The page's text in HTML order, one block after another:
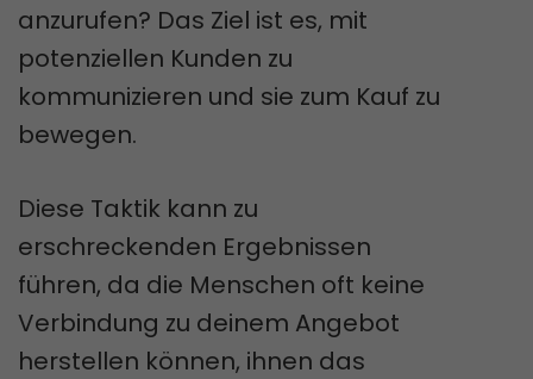
anzurufen? Das Ziel ist es, mit
potenziellen Kunden zu
kommunizieren und sie zum Kauf zu
bewegen.
Diese Taktik kann zu
erschreckenden Ergebnissen
führen, da die Menschen oft keine
Verbindung zu deinem Angebot
herstellen können, ihnen das